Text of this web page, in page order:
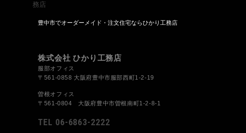
豊中市でオーダーメイド・注文住宅ならひかり工務店
株式会社 ひかり工務店
服部オフィス
〒561-0858 大阪府豊中市服部西町1-2-19
曽根オフィス
〒561-0804 大阪府豊中市曽根南町1-2-8-1
TEL 06-6863-2222